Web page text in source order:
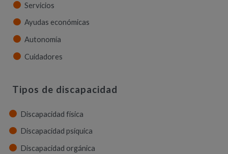
Servicios
Ayudas económicas
Autonomía
Cuidadores
Tipos de discapacidad
Discapacidad física
Discapacidad psíquica
Discapacidad orgánica